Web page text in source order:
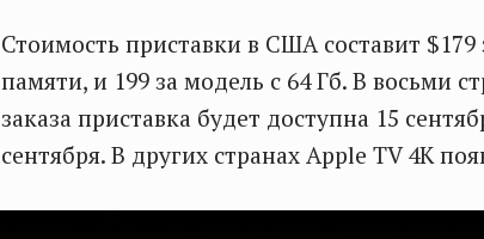
Стоимость приставки в США составит $179
памяти, и 199 за модель с 64 Гб. В восьми
заказа приставка будет доступна 15
сентября. В других странах Apple TV 4K